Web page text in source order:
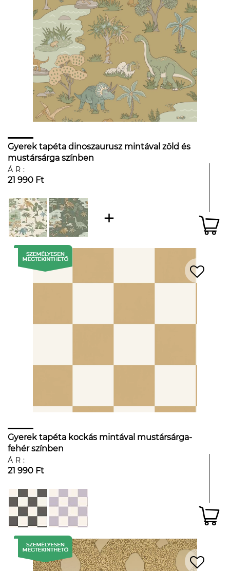
Gyerek tapéta dinoszaurusz mintával zöld és
mustársárga színben
ÁR:
21 990 Ft
Gyerek tapéta kockás mintával mustársárga-
fehér színben
ÁR:
21 990 Ft